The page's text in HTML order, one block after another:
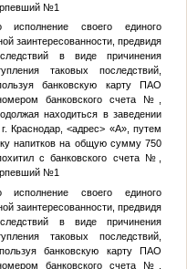
№1
исполнение своего единого
заинтересованности, предвидя
в виде причинения
таковых последствий,
банковскую карту ПАО
банковского счета №
находиться в заведении
Краснодар,<адрес> «А», путем
напитков на общую сумму 750
с банковского счета №
№1
исполнение своего единого
заинтересованности, предвидя
в виде причинения
таковых последствий,
банковскую карту ПАО
банковского счета №